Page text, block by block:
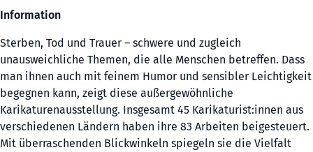
Information
Sterben, Tod und Trauer – schwere und zugleich
unausweichliche Themen, die alle Menschen betreffen. Dass
man ihnen auch mit feinem Humor und sensibler Leichtigkeit
begegnen kann, zeigt diese außergewöhnliche
Karikaturenausstellung. Insgesamt 45 Karikaturist:innen aus
verschiedenen Ländern haben ihre 83 Arbeiten beigesteuert.
Mit überraschenden Blickwinkeln spiegeln sie die Vielfalt